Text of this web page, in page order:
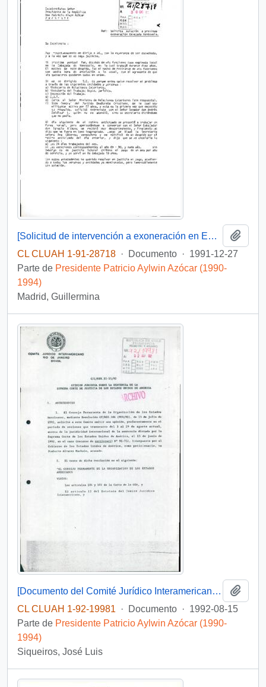
[Solicitud de intervención a exoneración en Embajada de Venezuela dirigida al Presidente Patricio Aylwin]
CL CLUAH 1-91-28718 · Documento · 1991-12-27
Parte de Presidente Patricio Aylwin Azócar (1990-
1994)
Madrid, Guillermina
[Documento del Comité Jurídico Interamericano referente a sentencia de la Suprema Corte de Justicia de los Estados Unidos]
CL CLUAH 1-92-19981
· Documento · 1992-08-15
Parte de Presidente Patricio Aylwin Azócar (1990-
1994)
Siqueiros, José Luis